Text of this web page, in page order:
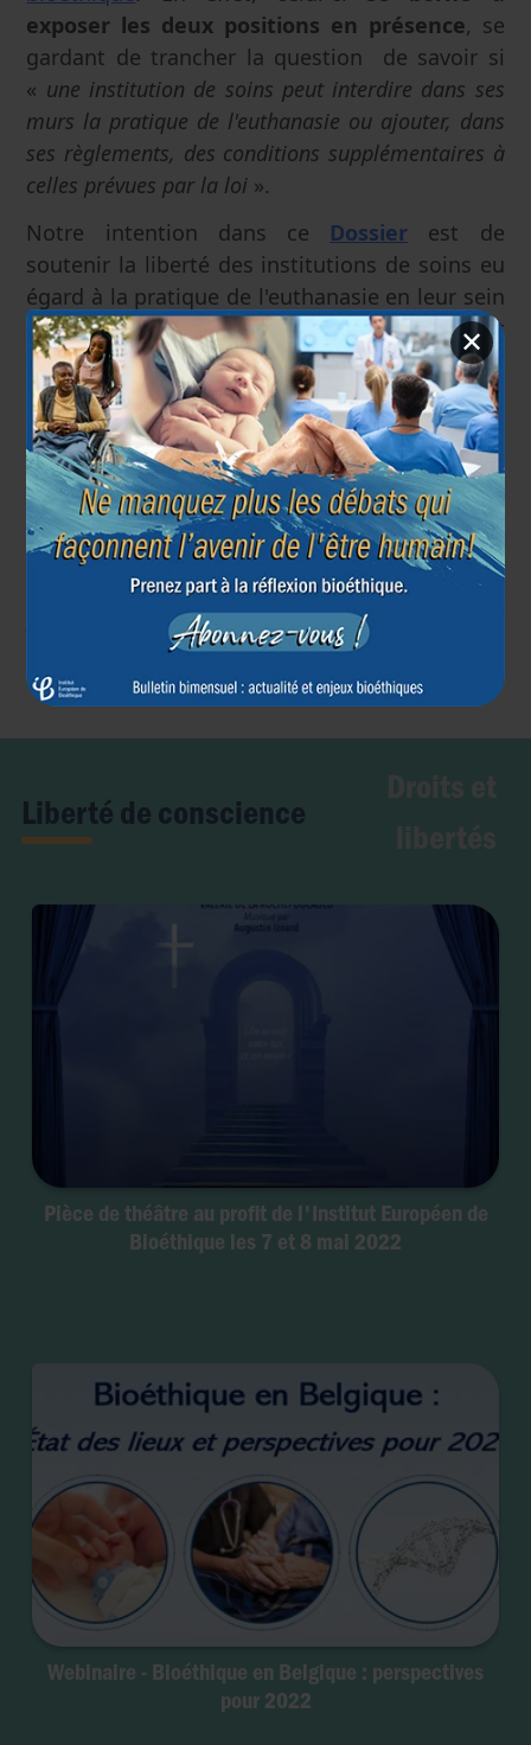
exposer les deux positions en présence, se
gardant de trancher la question de savoir si
« une institution de soins peut interdire dans ses
murs la pratique de l'euthanasie ou ajouter, dans
ses règlements, des conditions supplémentaires à
celles prévues par la loi ».
Notre intention dans ce Dossier est de
soutenir la liberté des institutions de soins eu
égard à la pratique de l'euthanasie en leur sein
(II), ce qui suppose quelques mises au point
préalables (I).
Institut Européen de Bioéthique
24 octobre 2016
Article précédent
Article suivant
✕
Liberté de conscience
Pièce de théâtre au profit de l'Institut Européen de
Bioéthique les 7 et 8 mai 2022
Webinaire - Bioéthique en Belgique : perspectives
pour 2022